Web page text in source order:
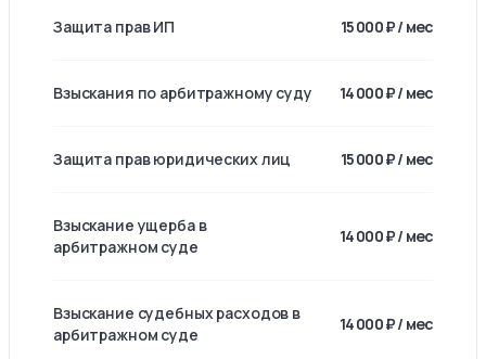
Защита прав ИП 15 000 ₽ / мес
Взыскания по арбитражному суду 14 000 ₽ / мес
Защита прав юридических лиц 15 000 ₽ / мес
Взыскание ущерба в
арбитражном суде
14 000 ₽ / мес
Взыскание судебных расходов в
арбитражном суде
14 000 ₽ / мес